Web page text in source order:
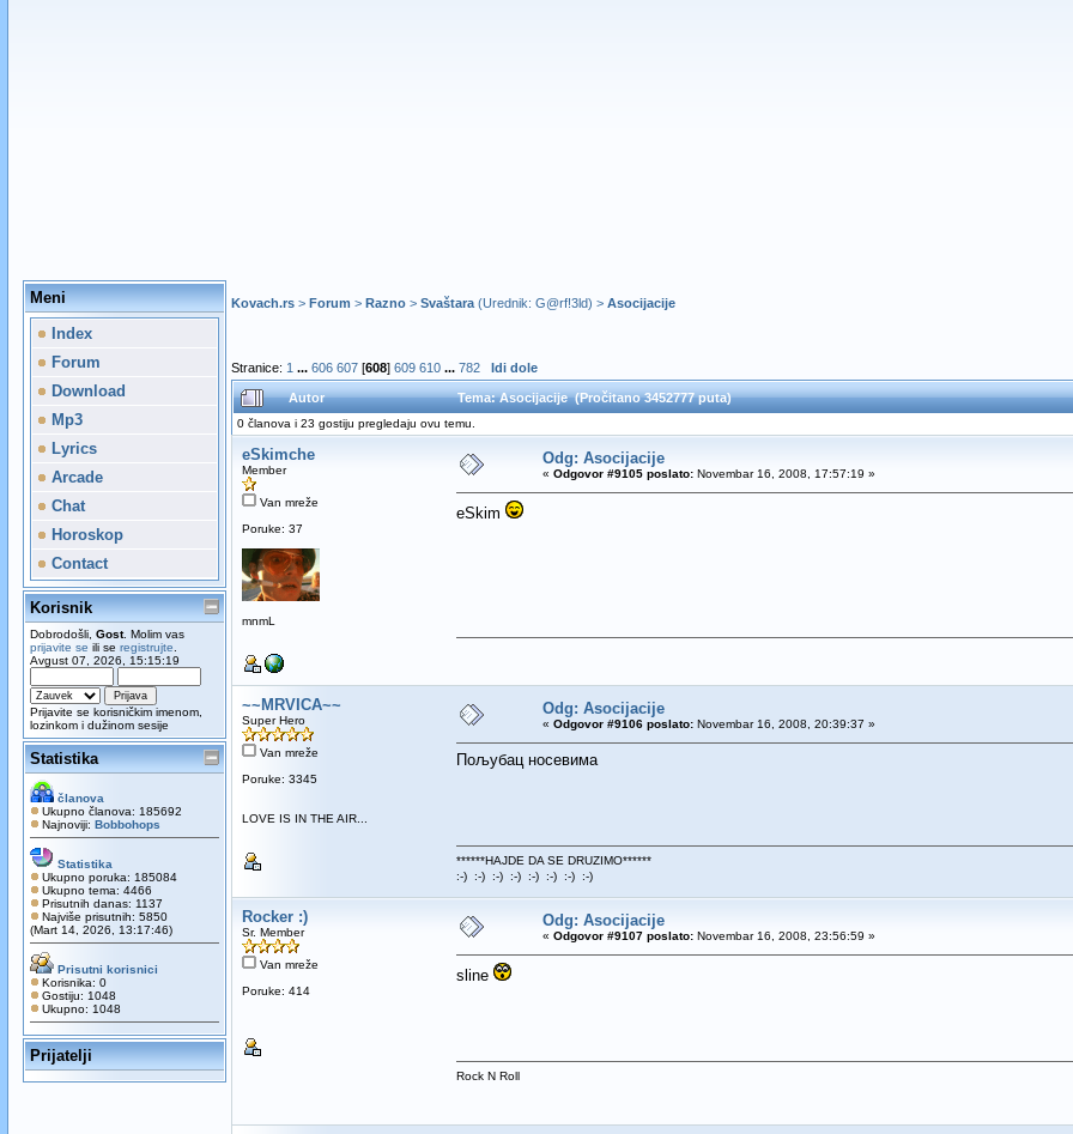
Meni
Index
Forum
Download
Mp3
Lyrics
Arcade
Chat
Horoskop
Contact
Korisnik
Dobrodošli, Gost. Molim vas
prijavite se ili se registrujte
Avgust 07, 2026, 15:15:19
Prijavite se korisničkim imenom,
lozinkom i dužinom sesije
Statistika
članova
Ukupno članova: 185692
Najnoviji: Bobbohops
Statistika
Ukupno poruka: 185084
Ukupno tema: 4466
Prisutnih danas: 1137
Najviše prisutnih: 5850
(Mart 14, 2026, 13:17:46)
Prisutni korisnici
Korisnika: 0
Gostiju: 1048
Ukupno: 1048
Prijatelji
Kovach.rs> Forum > Razno> Svaštara(Urednik: G@rf!3ld) > Asocijacije
Stranice: 1 ... 606 607[608] 609 610 ... 782 Idi dole
Autor Tema: Asocijacije (Pročitano 3452777 puta)
0 članova i 23 gostiju pregledaju ovu temu.
eSkimche
Member
Van mreže
Poruke: 37
mnmL
Odg: Asocijacije
« Odgovor #9105 poslato:Novembar 16, 2008, 17:57:19 »
eSkim
~~MRVICA~~
Super Hero
Van mreže
Poruke: 3345
LOVE IS IN THE AIR...
Odg: Asocijacije
« Odgovor #9106 poslato:Novembar 16, 2008, 20:39:37 »
Пољубац носевима
******HAJDE DA SE DRUZIMO******
:-) :-) :-) :-) :-) :-) :-) :-)
Rocker :)
Sr. Member
Van mreže
Poruke: 414
Odg: Asocijacije
« Odgovor #9107 poslato:Novembar 16, 2008, 23:56:59 »
sline
Rock N Roll